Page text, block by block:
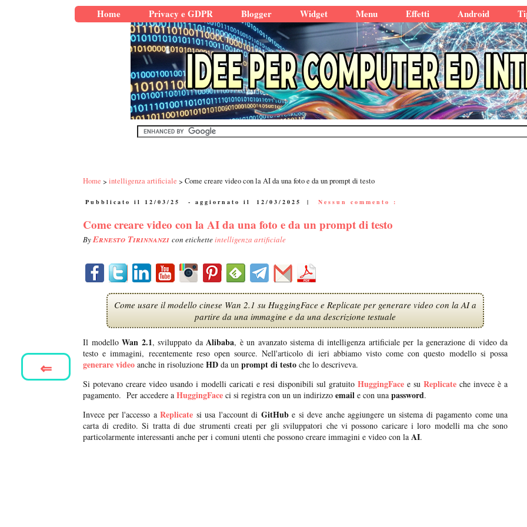
Home Privacy e GDPR Blogger Widget Menu Effetti Android
Home intelligenza artificiale Come creare video con la AI da una foto e da un prompt di testo
Pubblicato il 12/03/25 - aggiornato il 12/03/2025 | Nessun commento :
Come creare video con la AI da una foto e da un prompt di testo
ByErnesto Tirinnanzi con etichetteintelligenza artificiale
Come usare il modello cinese Wan 2.1 su HuggingFace e Replicate per generare video con la AI a
partire da una immagine e da una descrizione testuale
Il modelloWan 2.1, sviluppato daAlibaba, è un avanzato sistema di intelligenza artificiale per la generazione di video da
testo e immagini, recentemente reso open source. Nell'articolo di ieri abbiamo visto come con questo modello si possa
generare video anche in risoluzione HD da un prompt di testo che lo descriveva.
Si potevano creare video usando i modelli caricati e resi disponibili sul gratuito HuggingFace e su Replicate che invece è a
pagamento. Per accedere a HuggingFace ci si registra con un un indirizzo email e con una password.
Invece per l'accesso a Replicate si usa l'account di GitHub e si deve anche aggiungere un sistema di pagamento come una
carta di credito. Si tratta di due strumenti creati per gli sviluppatori che vi possono caricare i loro modelli ma che sono
particolarmente interessanti anche per i comuni utenti che possono creare immagini e video con la AI.
⇐